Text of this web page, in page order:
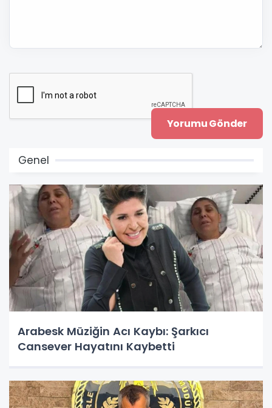
Genel
Arabesk Müziğin Acı Kaybı: Şarkıcı
Cansever Hayatını Kaybetti